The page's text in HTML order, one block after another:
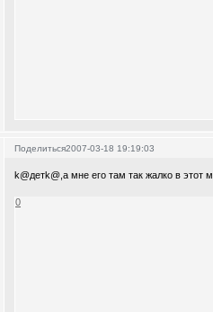
Поделиться2007-03-18 19:19:03
k@детk@,а мне его там так жалко в этот
0